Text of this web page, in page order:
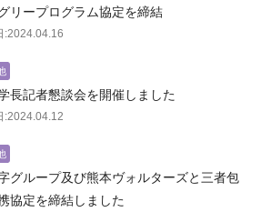
リープログラム協定を締結
:2024.04.16
長記者懇談会を開催しました
:2024.04.12
グループ及び熊本ヴォルターズと三者包
協定を締結しました